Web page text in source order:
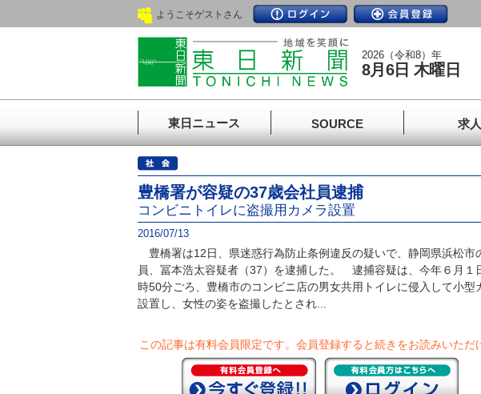
ようこそゲストさん
2026（令和8）年
8月6日 木曜日
東日ニュース SOURCE 求人
豊橋署が容疑の37歳会社員逮捕
コンビニトイレに盗撮用カメラ設置
2016/07/13
豊橋署は12日、県迷惑行為防止条例違反の疑いで、静岡県浜松市
員、冨本浩太容疑者（37）を逮捕した。 逮捕容疑は、今年６月１
時50分ごろ、豊橋市のコンビニ店の男女共用トイレに侵入して小型
設置し、女性の姿を盗撮したとされ...
この記事は有料会員限定です。 会員登録すると続きをお読みいただ